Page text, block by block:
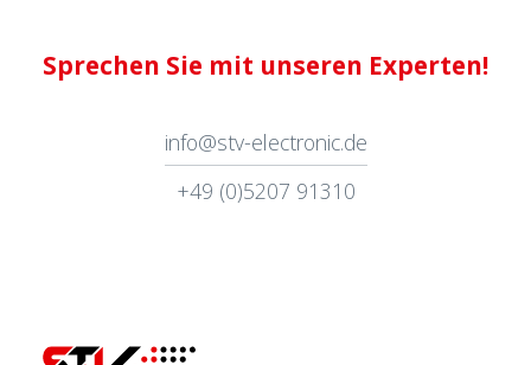
Sprechen Sie mit unseren Experten!
info@stv-electronic.de
+49 (0)5207 91310